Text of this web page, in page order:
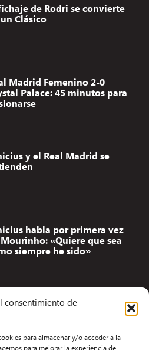
consentimiento de
para almacenar y/o acceder a la
para mejorar la experiencia de
de Rodri se convierte
Clásico
Madrid Femenino 2-0
Palace: 45 minutos para
y el Real Madrid se
habla por primera vez
«Quiere que sea
siempre he sido»
Legal